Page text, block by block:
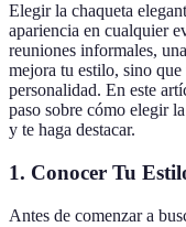
Elegir la chaqueta
apariencia en cualquier
reuniones informales,
mejora tu estilo, sino
personalidad. En este
paso sobre cómo elegir
y te haga destacar.
1. Conocer Tu
Antes de comenzar a